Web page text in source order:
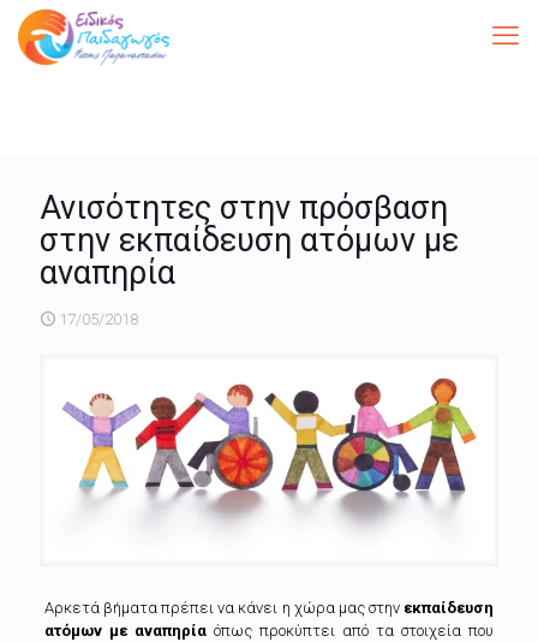
Ανισότητες στην πρόσβαση
στην εκπαίδευση ατόμων με
αναπηρία
17/05/2018
Αρκετά βήματα πρέπει να κάνει η χώρα μας στην εκπαίδευση
ατόμων με αναπηρίαόπως προκύπτει από τα στοιχεία που